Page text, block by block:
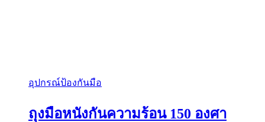
อุปกรณ์ป้องกันมือ
ถุงมือหนังกันความร้อน 150 องศา